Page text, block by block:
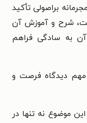
براصولی تأکید
شرح و آموزش آن
به سادگی فراهم
دیدگاه فرصت و
موضوع نه تنها در